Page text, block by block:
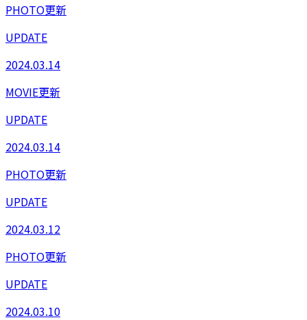
PHOTO更新
UPDATE
2024.03.14
MOVIE更新
UPDATE
2024.03.14
PHOTO更新
UPDATE
2024.03.12
PHOTO更新
UPDATE
2024.03.10